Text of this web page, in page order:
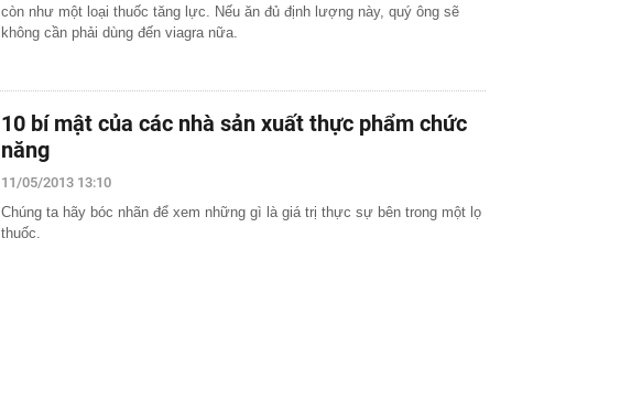
còn như một loại thuốc tăng lực. Nếu ăn đủ định lượng này, quý ông sẽ
không cần phải dùng đến viagra nữa.
10 bí mật của các nhà sản xuất thực phẩm chức
năng
11/05/2013 13:10
Chúng ta hãy bóc nhãn để xem những gì là giá trị thực sự bên trong một lọ
thuốc.